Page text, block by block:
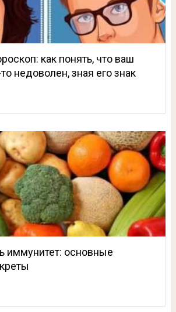
как понять, что ваш
недоволен, зная его знак
иммунитет: основные